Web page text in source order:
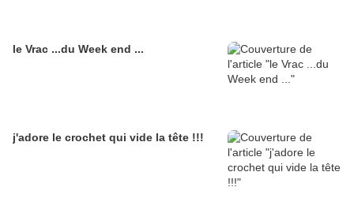
le Vrac ...du Week end ...
j'adore le crochet qui vide la tête !!!